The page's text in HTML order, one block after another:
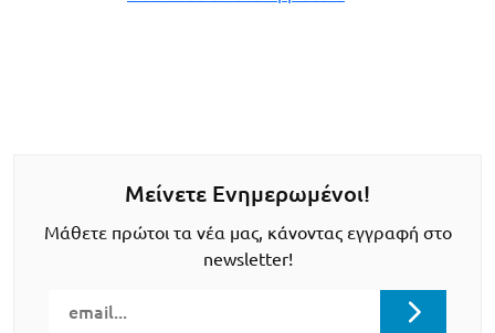
Μείνετε Ενημερωμένοι!
Μάθετε πρώτοι τα νέα μας, κάνοντας εγγραφή στο
newsletter!